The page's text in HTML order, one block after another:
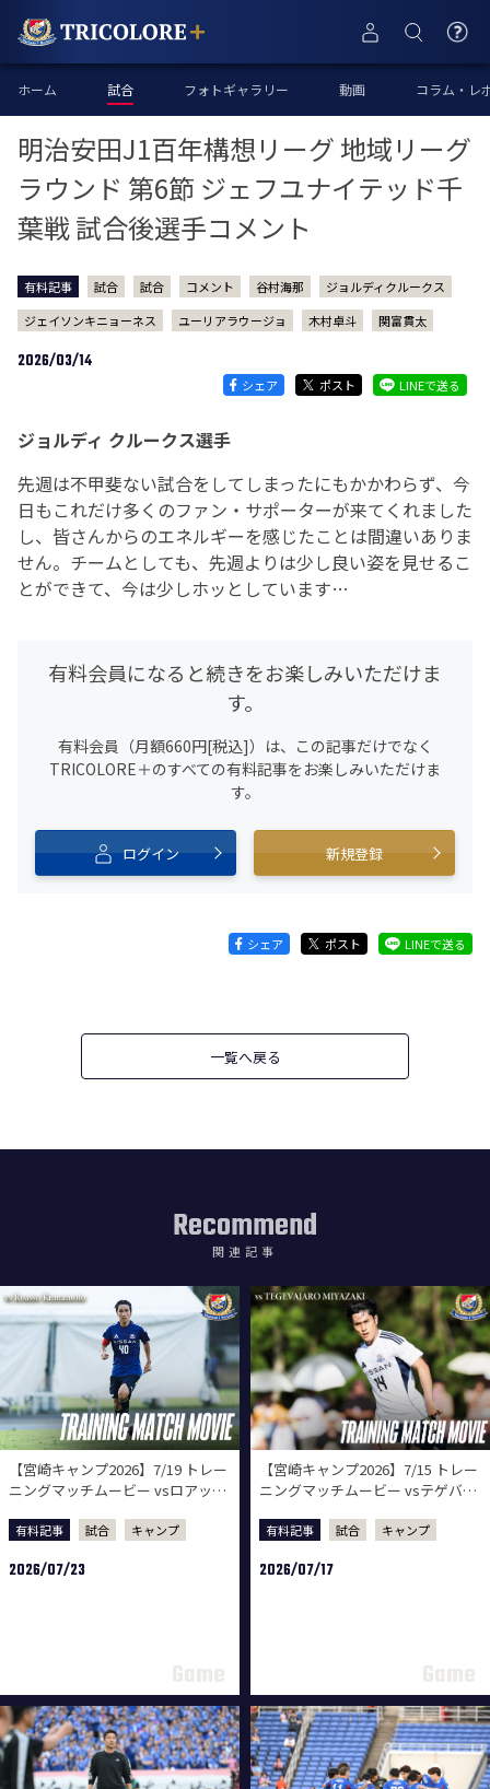
ホーム 試合 フォトギャラリー 動画 コラム・レ
明治安田J1百年構想リーグ 地域リーグ
ラウンド 第6節 ジェフユナイテッド千
葉戦 試合後選手コメント
有料記事 試合 試合 コメント 谷村海那
ジョルディクルークス
ジェイソンキニョーネス
ユーリアラウージョ 木村卓斗 関富貫太
2026/03/14
シェア ポスト LINEで送る
ジョルディ クルークス選手
先週は不甲斐ない試合をしてしまったにもかかわらず、今
日もこれだけ多くのファン・サポーターが来てくれました
し、皆さんからのエネルギーを感じたことは間違いありま
せん。チームとしても、先週よりは少し良い姿を見せるこ
とができて、今は少しホッとしています…
有料会員になると続きをお楽しみいただけま
す。
有料会員（月額660円[税込]）は、この記事だけでなく
TRICOLORE＋のすべての有料記事をお楽しみいただけま
す。
ログイン 新規登録
シェア ポスト LINEで送る
一覧へ戻る
Recommend
関連記事
【宮崎キャンプ2026】7/19 トレー
ニングマッチムービー vsロアッソ
有料記事 試合 キャンプ
2026/07/23
【宮崎キャンプ2026】7/15 トレー
ニングマッチムービー vsテゲバジ
有料記事 試合 キャンプ
2026/07/17